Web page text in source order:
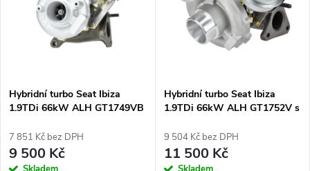
Ibiza 1.9TDi 66kW ALH.
Hybridní turbo Seat Ibiza
1.9TDi 66kW ALH GT1749VB
7 851 Kč bez DPH
9 500 Kč
Hybridní turbo Seat Ibiza
1.9TDi 66kW ALH GT1752V s
9 504 Kč bez DPH
11 500 Kč